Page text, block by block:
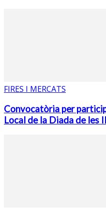
FIRES I MERCATS
Convocatòria per
Local de la Diada de les